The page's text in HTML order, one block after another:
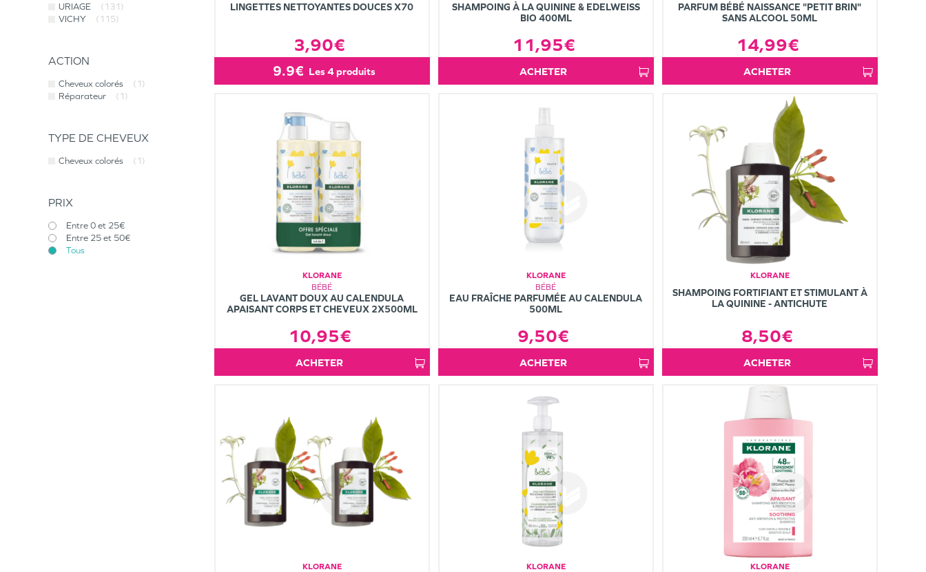
URIAGE
(131)
VICHY
(115)
ACTION
Cheveux colorés
(1)
Réparateur
(1)
TYPE DE CHEVEUX
Cheveux colorés (1)
PRIX
Entre 0 et 25€
Entre 25 et 50€
Tous
LINGETTES NETTOYANTES DOUCES X70
3,90€
9.9€ les 4 produits
SHAMPOING À LA QUININE & EDELWEISS
BIO 400ML
11,95€
ACHETER
PARFUM BÉBÉ NAISSANCE "PETIT BRIN"
SANS ALCOOL 50ML
14,99€
ACHETER
KLORANE
BÉBÉ
GEL LAVANT DOUX AU CALENDULA
APAISANT CORPS ET CHEVEUX 2X500ML
10,95€
ACHETER
KLORANE
BÉBÉ
EAU FRAÎCHE PARFUMÉE AU CALENDULA
500ML
9,50€
ACHETER
KLORANE
SHAMPOING FORTIFIANT ET STIMULANT À
LA QUININE - ANTICHUTE
8,50€
ACHETER
KLORANE KLORANE
KLORANE